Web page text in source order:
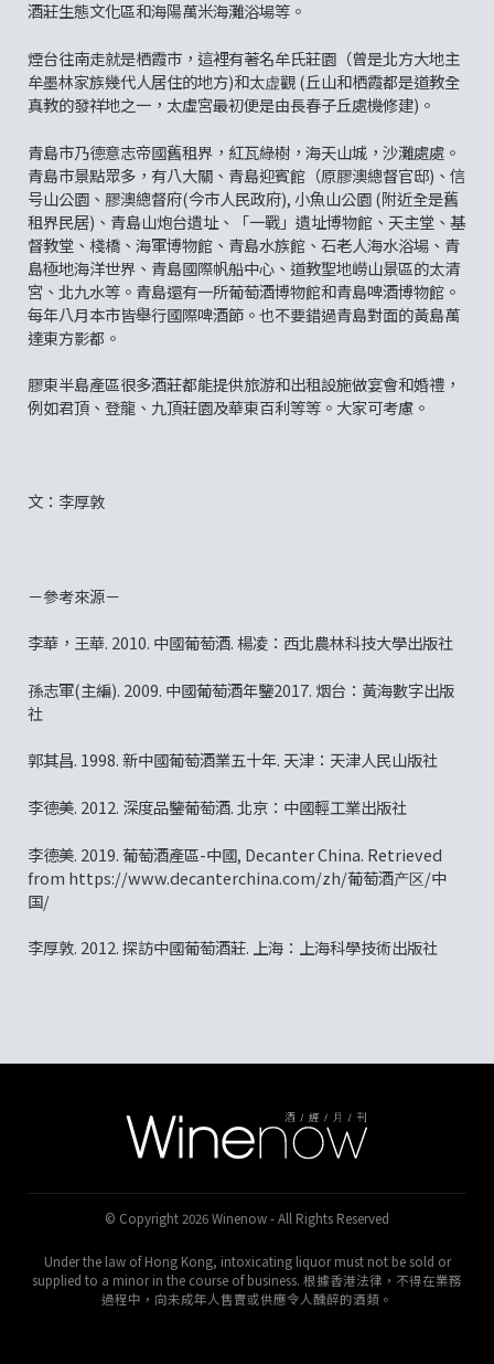
酒莊生態文化區和海陽萬米海灘浴場等。
煙台往南走就是栖霞市，這裡有著名牟氏莊園（曾是北方大地主
牟墨林家族幾代人居住的地方)和太虚觀 (丘山和栖霞都是道教全
真教的發祥地之一，太虛宮最初便是由長春子丘處機修建)。
青島市乃德意志帝國舊租界，紅瓦綠樹，海天山城，沙灘處處。
青島市景點眾多，有八大關、青島迎賓館（原膠澳總督官邸)、信
号山公園、膠澳總督府(今市人民政府), 小魚山公園 (附近全是舊
租界民居)、青島山炮台遺址、「一戰」遺址博物館、天主堂、基
督教堂、棧橋、海軍博物館、青島水族館、石老人海水浴場、青
島極地海洋世界、青島國際帆船中心、道教聖地嶗山景區的太清
宮、北九水等。青島還有一所葡萄酒博物館和青島啤酒博物館。
每年八月本市皆舉行國際啤酒節。也不要錯過青島對面的黃島萬
達東方影都。
膠東半島產區很多酒莊都能提供旅游和出租設施做宴會和婚禮，
例如君頂、登龍、九頂莊園及華東百利等等。大家可考慮。
文：李厚敦
－參考來源－
李華，王華. 2010. 中國葡萄酒. 楊凌：西北農林科技大學出版社
孫志軍(主編). 2009. 中國葡萄酒年鑒2017. 烟台：黃海數字出版
社
郭其昌. 1998. 新中國葡萄酒業五十年. 天津：天津人民山版社
李德美. 2012. 深度品鑒葡萄酒. 北京：中國輕工業出版社
李德美. 2019. 葡萄酒產區-中國, Decanter China. Retrieved
from https://www.decanterchina.com/zh/葡萄酒产区/中
国/
李厚敦. 2012. 探訪中國葡萄酒莊. 上海：上海科學技術出版社
© Copyright 2026 Winenow - All Rights Reserved
Under the law of Hong Kong, intoxicating liquor must not be sold or
supplied to a minor in the course of business. 根據香港法律，不得在業務
過程中，向未成年人售賣或供應令人醺醉的酒類。